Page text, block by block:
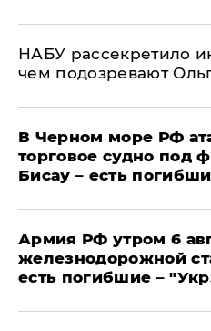
НАБУ рассекретило
чем подозревают
В Черном море РФ
торговое судно под
Бисау – есть
Армия РФ утром 6
железнодорожной
есть погибшие –